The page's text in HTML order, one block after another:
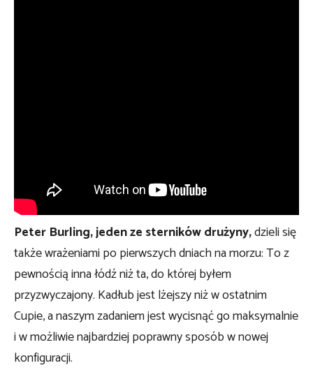
Peter Burling, jeden ze sterników drużyny,dzieli się
także wrażeniami po pierwszych dniach na morzu: To z
pewnością inna łódź niż ta, do której byłem
przyzwyczajony. Kadłub jest lżejszy niż w ostatnim
Cupie, a naszym zadaniem jest wycisnąć go maksymalnie
i w możliwie najbardziej poprawny sposób w nowej
konfiguracji.